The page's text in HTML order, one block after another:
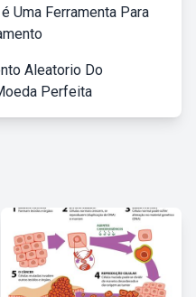
Uma Ferramenta Para
Aleatorio Do
Perfeita